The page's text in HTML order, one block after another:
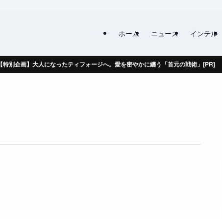
ホーム ニュース インテル
【特別企画】大人になったティフォージへ。愛を密やかに纏う「首元の戦術」[PR]